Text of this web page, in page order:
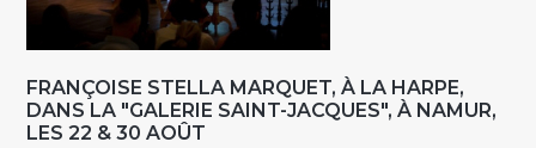
FRANÇOISE STELLA MARQUET, À LA HARPE,
DANS LA "GALERIE SAINT-JACQUES", À NAMUR,
LES 22 & 30 AOÛT